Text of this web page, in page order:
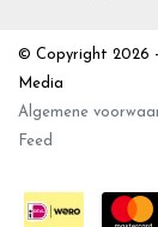
© Copyright 2026
Media
Algemene
Feed